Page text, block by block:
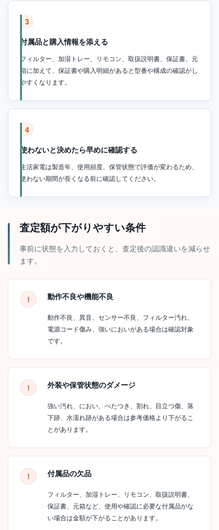
3
付属品と購入情報を添える
フィルター、加湿トレー、リモコン、取扱説明書、保証書、元
箱に加えて、保証書や購入明細があると型番や構成の確認がし
やすくなります。
4
使わないと決めたら早めに確認する
生活家電は製造年、使用頻度、保管状態で評価が変わるため、
使わない期間が長くなる前に確認してください。
査定額が下がりやすい条件
事前に状態を入力しておくと、査定後の認識違いを減らせ
ます。
動作不良や機能不良
動作不良、異音、センサー不良、フィルター汚れ、
電源コード傷み、強いにおいがある場合は確認対象
です。
外装や保管状態のダメージ
強い汚れ、におい、べたつき、割れ、目立つ傷、落
下跡、水濡れ跡がある場合は参考価格より下がるこ
とがあります。
付属品の欠品
フィルター、加湿トレー、リモコン、取扱説明書、
保証書、元箱など、使用や確認に必要な付属品がな
い場合は金額が下がることがあります。